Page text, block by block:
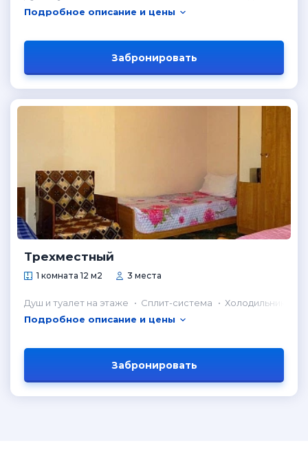
Подробное описание и цены
Забронировать
Трехместный
1 комната 12 м2 3 места
Душ и туалет на этаже Сплит-система
Холодильник в
Подробное описание и цены
Забронировать